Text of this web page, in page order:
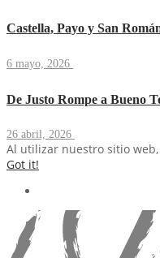
Castella, Payo y San
6 mayo, 2026
De Justo Rompe a Bueno
26 abril, 2026
Al utilizar nuestro sitio
Got it!